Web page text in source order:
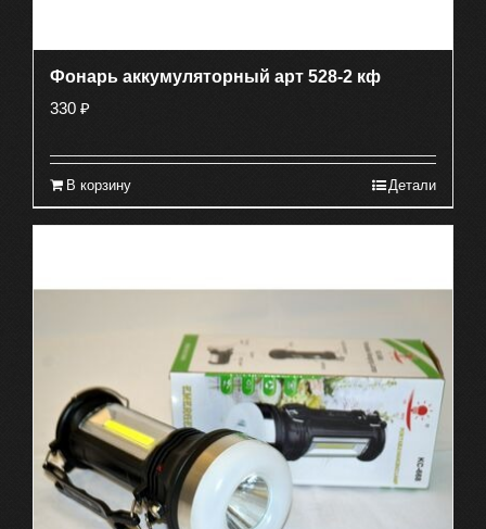
Фонарь аккумуляторный арт 528-2 кф
330 ₽
В корзину Детали